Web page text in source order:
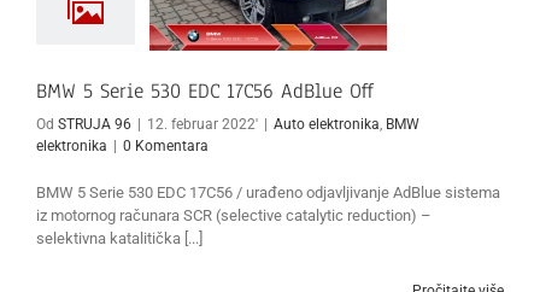
BMW
elektronika
BMW 5 Serie 530 EDC 17C56 AdBlue Off
Od STRUJA 96 12. februar 2022' Auto elektronika, BMW
elektronika
0 Komentara
BMW 5 Serie 530 EDC 17C56 / urađeno odjavljivanje AdBlue sistema
iz motornog računara SCR (selective catalytic reduction) –
selektivna katalitička [...]